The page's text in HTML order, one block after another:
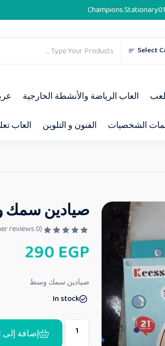
Select
العاب الرياضة والأنشطة الخارجية
الشخصيات الفنون و التلوين العاب
صيادين
م
ا
ي
م
ن
(
0
290 EGP
صيادين سمك وسط
In stock
إضافة إلى